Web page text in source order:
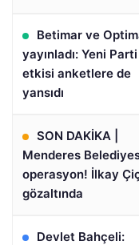
Betimar ve
yayınladı: Yeni Parti
etkisi anketlere de
yansıdı
SON DAKİKA |
Menderes
operasyon! İlkay
gözaltında
Devlet Bahçeli: